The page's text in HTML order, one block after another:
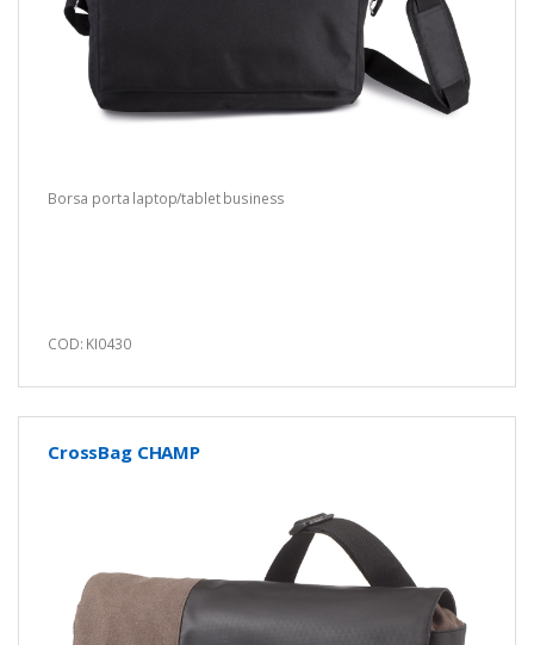
Borsa porta laptop/tablet business
COD: KI0430
CrossBag CHAMP